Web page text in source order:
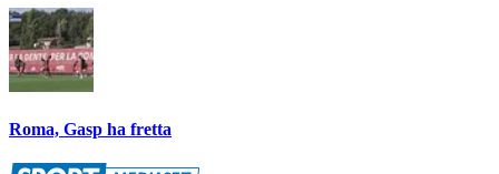
Roma, Gasp ha fretta